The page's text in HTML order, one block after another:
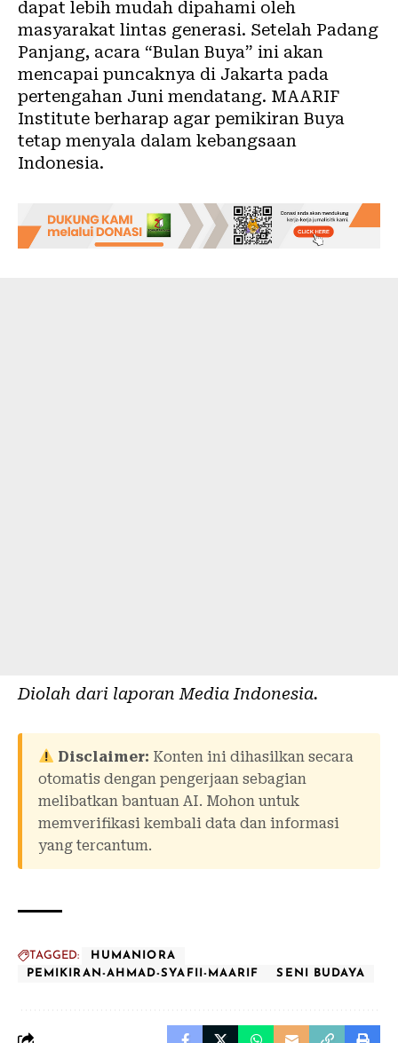
dapat lebih mudah dipahami oleh
masyarakat lintas generasi. Setelah Padang
Panjang, acara “Bulan Buya” ini akan
mencapai puncaknya di Jakarta pada
pertengahan Juni mendatang. MAARIF
Institute berharap agar pemikiran Buya
tetap menyala dalam kebangsaan
Indonesia.
Diolah dari laporan Media Indonesia.
Disclaimer: Konten ini dihasilkan secara
otomatis dengan pengerjaan sebagian
melibatkan bantuan AI. Mohon untuk
memverifikasi kembali data dan informasi
yang tercantum.
TAGGED:
HUMANIORA
PEMIKIRAN-AHMAD-SYAFII-MAARIF
SENI BUDAYA